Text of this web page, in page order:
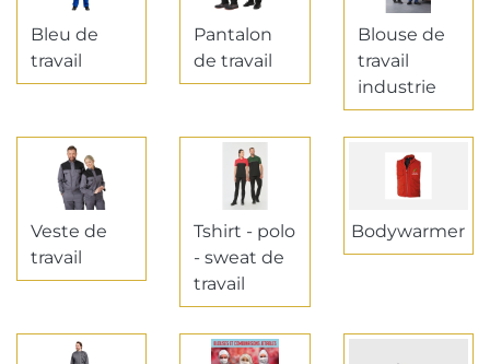
Bleu de
travail
Pantalon
de travail
Blouse de
travail
industrie
Veste de
travail
Tshirt - polo
- sweat de
travail
Bodywarmer